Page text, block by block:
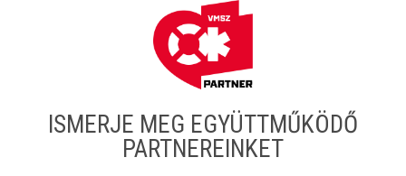
ISMERJE MEG EGYÜTTMŰKÖDŐ
PARTNEREINKET